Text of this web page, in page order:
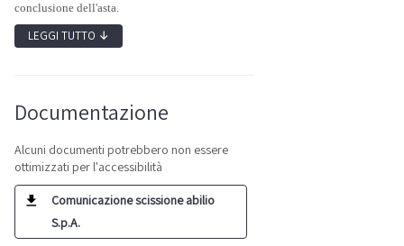
conclusione dell'asta.
LEGGI TUTTO ↓
Documentazione
Alcuni documenti potrebbero non essere
ottimizzati per l'accessibilità
Comunicazione scissione abilio
S.p.A.